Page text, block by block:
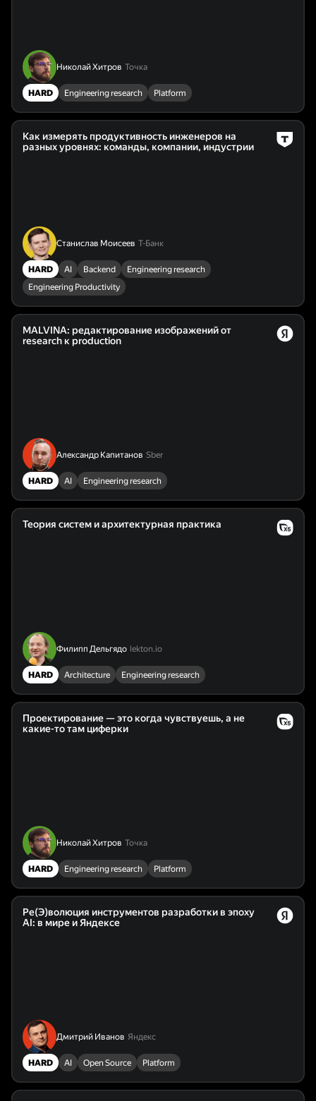
Николай Хитров Точка
HARD Engineering research Platform
Как измерять продуктивность инженеров на
разных уровнях: команды, компании, индустрии
Станислав Моисеев Т-Банк
HARD AI Backend
Engineering research
Engineering Productivity
MALVINA: редактирование изображений от
research к production
Александр Капитанов Sber
HARD AI Engineering research
Теория систем и архитектурная практика
Филипп Дельгядо lekton.io
HARD Architecture Engineering research
Проектирование — это когда чувствуешь, а не
какие-то там циферки
Николай Хитров Точка
HARD Engineering research Platform
Ре(Э)волюция инструментов разработки в эпоху
AI: в мире и Яндексе
Дмитрий Иванов Яндекс
HARD AI Open Source Platform